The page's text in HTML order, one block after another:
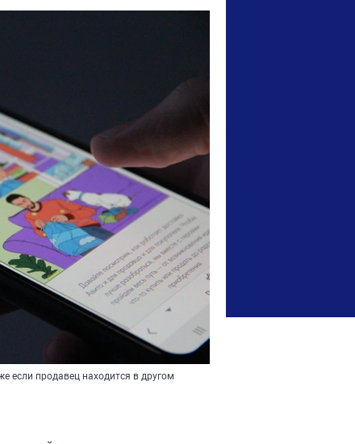
если продавец находится в другом